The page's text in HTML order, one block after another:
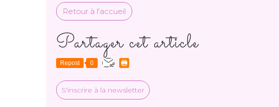
Retour à l'accueil
Partager cet article
Repost 0
S'inscrire à la newsletter